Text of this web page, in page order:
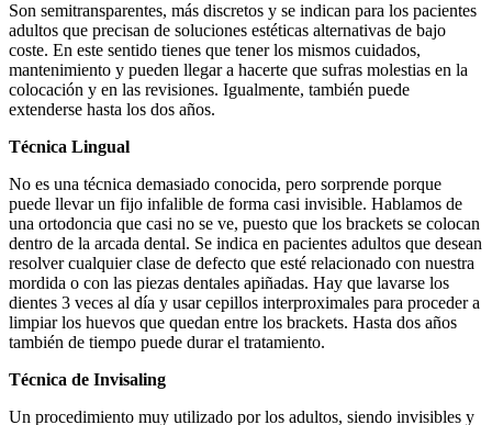
Son semitransparentes, más discretos y se indican para los pacientes
adultos que precisan de soluciones estéticas alternativas de bajo
coste. En este sentido tienes que tener los mismos cuidados,
mantenimiento y pueden llegar a hacerte que sufras molestias en la
colocación y en las revisiones. Igualmente, también puede
extenderse hasta los dos años.
Técnica Lingual
No es una técnica demasiado conocida, pero sorprende porque
puede llevar un fijo infalible de forma casi invisible. Hablamos de
una ortodoncia que casi no se ve, puesto que los brackets se colocan
dentro de la arcada dental. Se indica en pacientes adultos que desean
resolver cualquier clase de defecto que esté relacionado con nuestra
mordida o con las piezas dentales apiñadas. Hay que lavarse los
dientes 3 veces al día y usar cepillos interproximales para proceder a
limpiar los huevos que quedan entre los brackets. Hasta dos años
también de tiempo puede durar el tratamiento.
Técnica de Invisaling
Un procedimiento muy utilizado por los adultos, siendo invisibles y